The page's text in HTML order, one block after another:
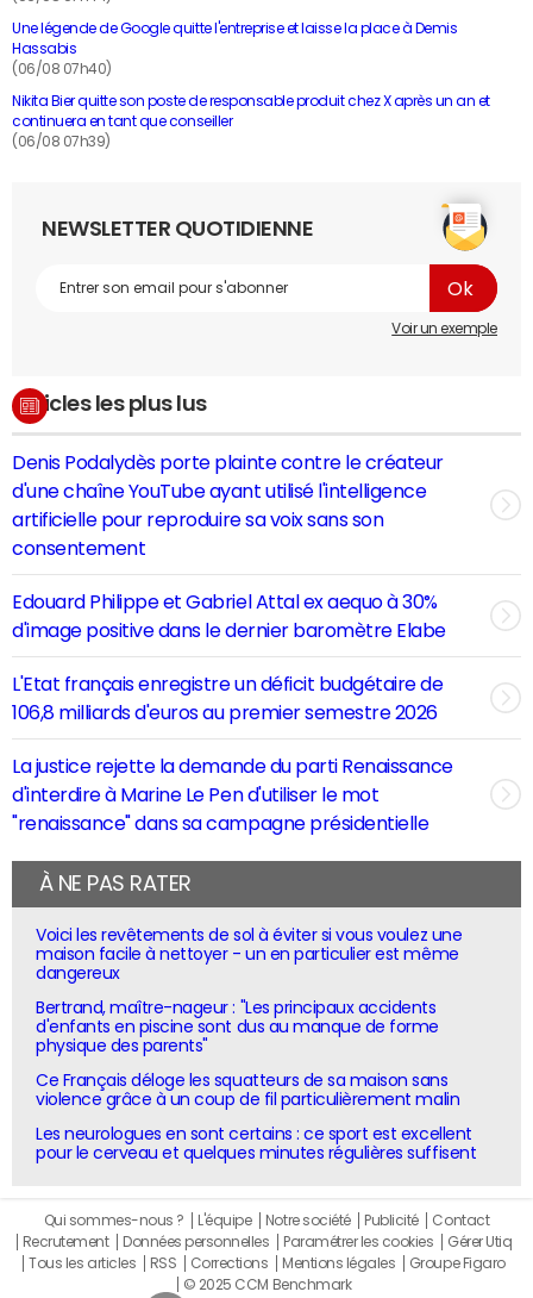
Une légende de Google quitte l'entreprise et laisse la place à Demis
Hassabis
(06/08 07h40)
Nikita Bier quitte son poste de responsable produit chez X après un an et
continuera en tant que conseiller
(06/08 07h39)
NEWSLETTER QUOTIDIENNE
Voir un exemple
Articles les plus lus
Denis Podalydès porte plainte contre le créateur
d'une chaîne YouTube ayant utilisé l'intelligence
artificielle pour reproduire sa voix sans son
consentement
Edouard Philippe et Gabriel Attal ex aequo à 30%
d'image positive dans le dernier baromètre Elabe
L'Etat français enregistre un déficit budgétaire de
106,8 milliards d'euros au premier semestre 2026
La justice rejette la demande du parti Renaissance
d'interdire à Marine Le Pen d'utiliser le mot
"renaissance" dans sa campagne présidentielle
À NE PAS RATER
Voici les revêtements de sol à éviter si vous voulez une
maison facile à nettoyer - un en particulier est même
dangereux
Bertrand, maître-nageur : "Les principaux accidents
d'enfants en piscine sont dus au manque de forme
physique des parents"
Ce Français déloge les squatteurs de sa maison sans
violence grâce à un coup de fil particulièrement malin
Les neurologues en sont certains : ce sport est excellent
pour le cerveau et quelques minutes régulières suffisent
Qui sommes-nous ? L'équipe Notre société Publicité
Contact
Recrutement
Données personnelles Paramétrer les cookies
Gérer Utiq
Tous les articles
RSS Corrections Mentions légales
Groupe Figaro
© 2025 CCM Benchmark